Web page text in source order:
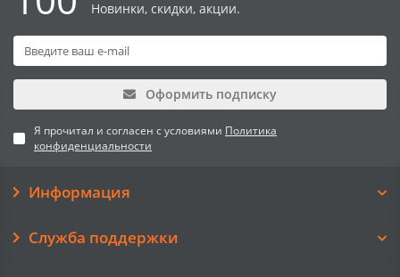
Новинки, скидки, акции.
Оформить подписку
Я прочитал и согласен с условиями Политика
конфиденциальности
Информация
Служба поддержки